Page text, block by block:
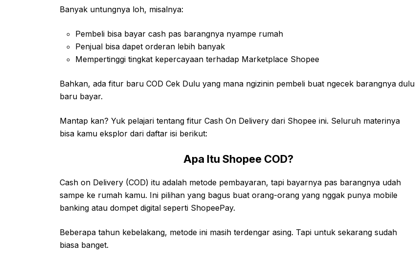
Banyak untungnya loh, misalnya:
Pembeli bisa bayar cash pas barangnya nyampe rumah
Penjual bisa dapet orderan lebih banyak
Mempertinggi tingkat kepercayaan terhadap Marketplace Shopee
Bahkan, ada fitur baru COD Cek Dulu yang mana ngizinin pembeli buat ngecek barangnya dulu
baru bayar.
Mantap kan? Yuk pelajari tentang fitur Cash On Delivery dari Shopee ini. Seluruh materinya
bisa kamu eksplor dari daftar isi berikut:
Apa Itu Shopee COD?
Cash on Delivery (COD) itu adalah metode pembayaran, tapi bayarnya pas barangnya udah
sampe ke rumah kamu. Ini pilihan yang bagus buat orang-orang yang nggak punya mobile
banking atau dompet digital seperti ShopeePay.
Beberapa tahun kebelakang, metode ini masih terdengar asing. Tapi untuk sekarang sudah
biasa banget.